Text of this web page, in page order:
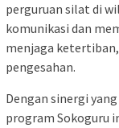
perguruan silat di
komunikasi dan
menjaga
pengesahan.
Dengan sinergi
program Sokoguru